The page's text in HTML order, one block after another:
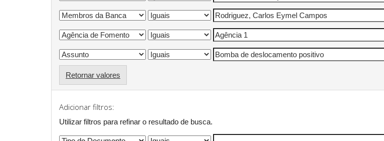
Retornar valores
Adicionar filtros:
Utilizar filtros para refinar o resultado de busca.